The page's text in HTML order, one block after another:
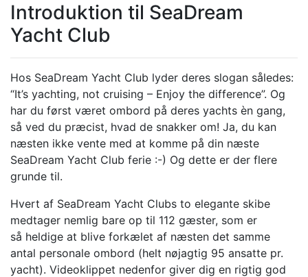
Introduktion til SeaDream
Yacht Club
Hos SeaDream Yacht Club lyder deres slogan således:
“It’s yachting, not cruising – Enjoy the difference”. Og
har du først været ombord på deres yachts èn gang,
så ved du præcist, hvad de snakker om! Ja, du kan
næsten ikke vente med at komme på din næste
SeaDream Yacht Club ferie :-) Og dette er der flere
grunde til.
Hvert af SeaDream Yacht Clubs to elegante skibe
medtager nemlig bare op til 112 gæster, som er
så heldige at blive forkælet af næsten det samme
antal personale ombord (helt nøjagtig 95 ansatte pr.
yacht). Videoklippet nedenfor giver dig en rigtig god